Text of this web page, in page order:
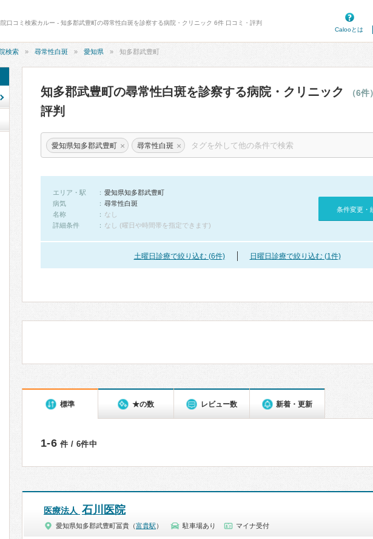
口コミ検索カルー - 知多郡武豊町の尋常性白斑を診察する病院・クリニック 6件 口コミ・評判
Calooとは
検索 尋常性白斑 愛知県 知多郡武豊町
知多郡武豊町の尋常性白斑を診察する病院・クリニック （6件
評判
愛知県知多郡武豊町 × 尋常性白斑 ×
エリア・駅
愛知県知多郡武豊町
病気
尋常性白斑
名称
なし
詳細条件
なし (曜日や時間帯を指定できます)
条件変更・
土曜日診療で絞り込む (6件) 日曜日診療で絞り込む (1件)
標準 ★の数 レビュー数 新着・更新
1-6 件 / 6件中
医療法人 石川医院
愛知県知多郡武豊町冨貴（富貴駅 ） 駐車場あり マイナ受付